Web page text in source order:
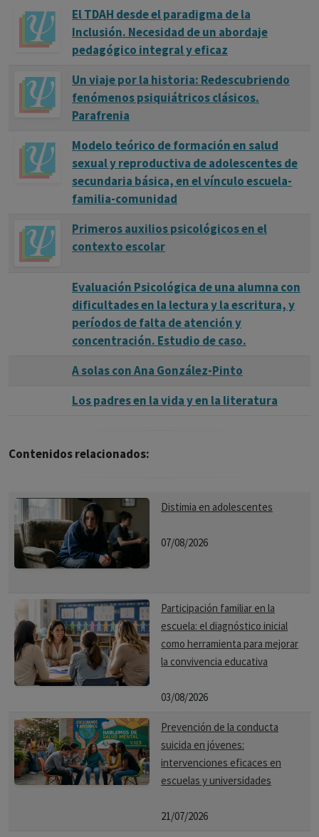
El TDAH desde el paradigma de la
Inclusión. Necesidad de un abordaje
pedagógico integral y eficaz
Un viaje por la historia: Redescubriendo
fenómenos psiquiátricos clásicos.
Parafrenia
Modelo teórico de formación en salud
sexual y reproductiva de adolescentes de
secundaria básica, en el vínculo escuela-
familia-comunidad
Primeros auxilios psicológicos en el
contexto escolar
Evaluación Psicológica de una alumna con
dificultades en la lectura y la escritura, y
períodos de falta de atención y
concentración. Estudio de caso.
A solas con Ana González-Pinto
Los padres en la vida y en la literatura
Contenidos relacionados:
Distimia en adolescentes
07/08/2026
Participación familiar en la
escuela: el diagnóstico inicial
como herramienta para mejorar
la convivencia educativa
03/08/2026
Prevención de la conducta
suicida en jóvenes:
intervenciones eficaces en
escuelas y universidades
21/07/2026